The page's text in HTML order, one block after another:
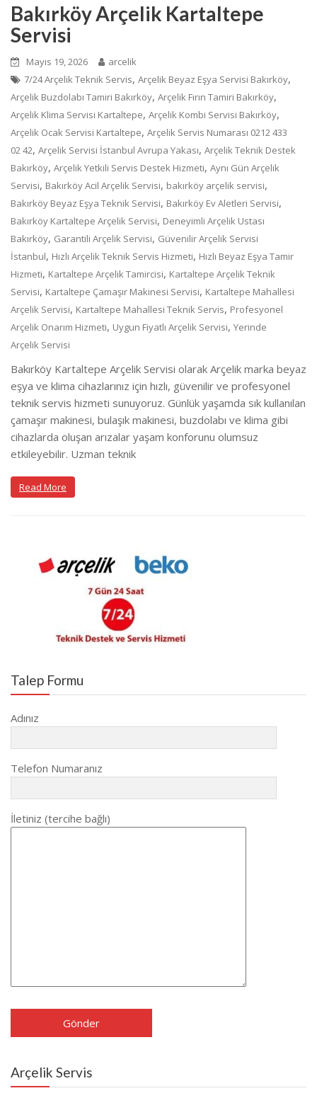
Bakırköy Arçelik Kartaltepe
Servisi
Mayıs 19, 2026
arcelik
7/24 Arçelik Teknik Servis, Arçelik Beyaz Eşya Servisi Bakırköy,
Arçelik Buzdolabı Tamiri Bakırköy, Arçelik Fırın Tamiri Bakırköy,
Arçelik Klima Servisi Kartaltepe, Arçelik Kombi Servisi Bakırköy,
Arçelik Ocak Servisi Kartaltepe, Arçelik Servis Numarası 0212 433
02 42, Arçelik Servisi İstanbul Avrupa Yakası, Arçelik Teknik Destek
Bakırköy, Arçelik Yetkili Servis Destek Hizmeti, Aynı Gün Arçelik
Servisi, Bakırköy Acil Arçelik Servisi, bakırköy arçelik servisi,
Bakırköy Beyaz Eşya Teknik Servisi, Bakırköy Ev Aletleri Servisi,
Bakırköy Kartaltepe Arçelik Servisi, Deneyimli Arçelik Ustası
Bakırköy, Garantili Arçelik Servisi, Güvenilir Arçelik Servisi
İstanbul, Hızlı Arçelik Teknik Servis Hizmeti, Hızlı Beyaz Eşya Tamir
Hizmeti, Kartaltepe Arçelik Tamircisi, Kartaltepe Arçelik Teknik
Servisi, Kartaltepe Çamaşır Makinesi Servisi, Kartaltepe Mahallesi
Arçelik Servisi, Kartaltepe Mahallesi Teknik Servis, Profesyonel
Arçelik Onarım Hizmeti, Uygun Fiyatlı Arçelik Servisi, Yerinde
Arçelik Servisi
Bakırköy Kartaltepe Arçelik Servisi olarak Arçelik marka beyaz
eşya ve klima cihazlarınız için hızlı, güvenilir ve profesyonel
teknik servis hizmeti sunuyoruz. Günlük yaşamda sık kullanılan
çamaşır makinesi, bulaşık makinesi, buzdolabı ve klima gibi
cihazlarda oluşan arızalar yaşam konforunu olumsuz
etkileyebilir. Uzman teknik
Read More
Talep Formu
Adınız
Telefon Numaranız
İletiniz (tercihe bağlı)
Arçelik Servis